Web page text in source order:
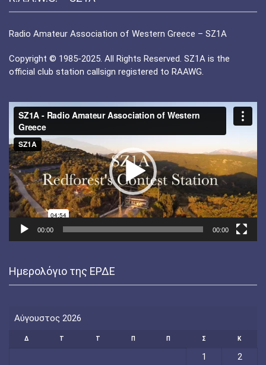
Radio Amateur Association of Western Greece – SZ1A
Copyright © 1985-2025. All Rights Reserved. SZ1A is the
official club station callsign registered to RAAWG.
Πρόγραμμα
Αναπαραγωγής
Βίντεο
00:00 00:00
Ημερολόγιο της ΕΡΔΕ
Αύγουστος 2026
Δ Τ Τ Π Π Σ Κ
1
2